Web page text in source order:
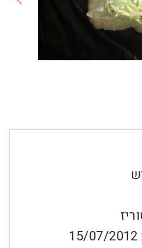
15/07/2012